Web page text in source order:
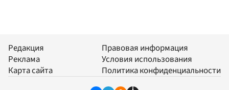
Редакция
Реклама
Карта сайта
Правовая информация
Условия использования
Политика конфиденциальности